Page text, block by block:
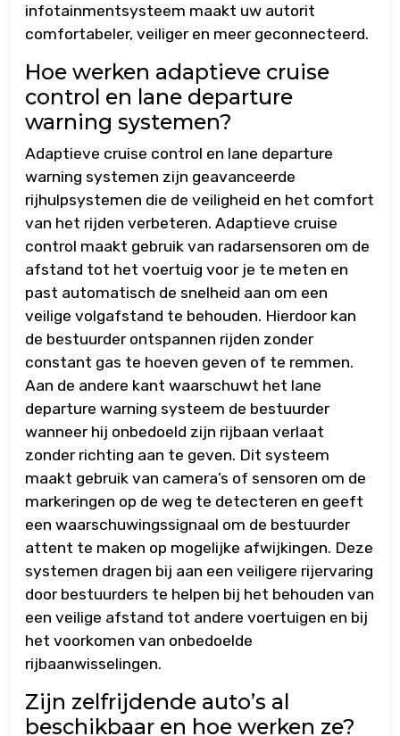
infotainmentsysteem maakt uw autorit
comfortabeler, veiliger en meer geconnecteerd.
Hoe werken adaptieve cruise
control en lane departure
warning systemen?
Adaptieve cruise control en lane departure
warning systemen zijn geavanceerde
rijhulpsystemen die de veiligheid en het comfort
van het rijden verbeteren. Adaptieve cruise
control maakt gebruik van radarsensoren om de
afstand tot het voertuig voor je te meten en
past automatisch de snelheid aan om een
veilige volgafstand te behouden. Hierdoor kan
de bestuurder ontspannen rijden zonder
constant gas te hoeven geven of te remmen.
Aan de andere kant waarschuwt het lane
departure warning systeem de bestuurder
wanneer hij onbedoeld zijn rijbaan verlaat
zonder richting aan te geven. Dit systeem
maakt gebruik van camera’s of sensoren om de
markeringen op de weg te detecteren en geeft
een waarschuwingssignaal om de bestuurder
attent te maken op mogelijke afwijkingen. Deze
systemen dragen bij aan een veiligere rijervaring
door bestuurders te helpen bij het behouden van
een veilige afstand tot andere voertuigen en bij
het voorkomen van onbedoelde
rijbaanwisselingen.
Zijn zelfrijdende auto’s al
beschikbaar en hoe werken ze?